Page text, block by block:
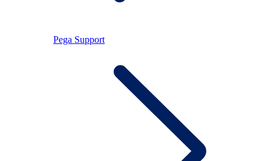
Pega Support